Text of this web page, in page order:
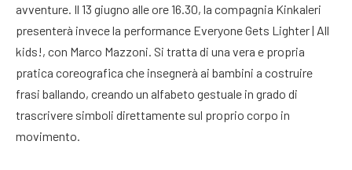
avventure. Il 13 giugno alle ore 16.30, la compagnia Kinkaleri
presenterà invece la performance Everyone Gets Lighter | All
kids!, con Marco Mazzoni. Si tratta di una vera e propria
pratica coreografica che insegnerà ai bambini a costruire
frasi ballando, creando un alfabeto gestuale in grado di
trascrivere simboli direttamente sul proprio corpo in
movimento.